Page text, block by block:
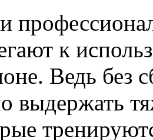
к
Ведь без
выдержать